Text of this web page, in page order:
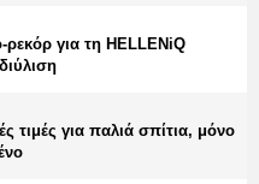
ρεκόρ για τη HELLENiQ
τιμές για παλιά σπίτια, μόνο